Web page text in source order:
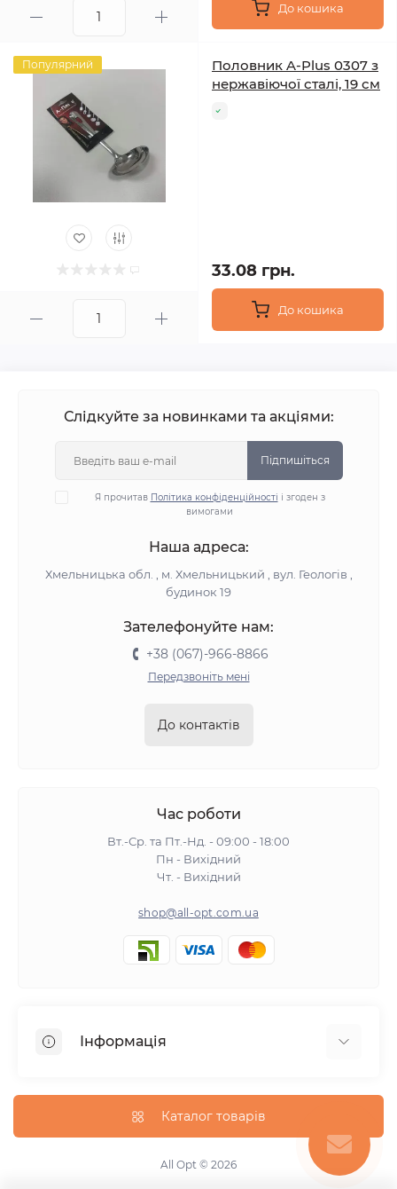
До кошика
Популярний
Половник A-Plus 0307 з
нержавіючої сталі, 19 см
33.08 грн.
До кошика
Слідкуйте за новинками та акціями:
Підпишіться
Я прочитав Політика конфіденційності і згоден з
вимогами
Наша адреса:
Хмельницька обл. , м. Хмельницький , вул. Геологів ,
будинок 19
Зателефонуйте нам:
+38 (067)-966-8866
Передзвоніть мені
До контактів
Час роботи
Вт.-Ср. та Пт.-Нд. - 09:00 - 18:00
Пн - Вихідний
Чт. - Вихідний
shop@all-opt.com.ua
Інформація
Оплата та доставка
Повернення та обмін
Політика конфіденційності
Каталог товарів
All Opt © 2026